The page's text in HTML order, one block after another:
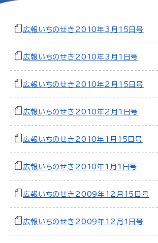
広報いちのせき2010年3月15日号
広報いちのせき2010年3月1日号
広報いちのせき2010年2月15日号
広報いちのせき2010年2月1日号
広報いちのせき2010年1月15日号
広報いちのせき2010年1月1日号
広報いちのせき2009年12月15日号
広報いちのせき2009年12月1日号